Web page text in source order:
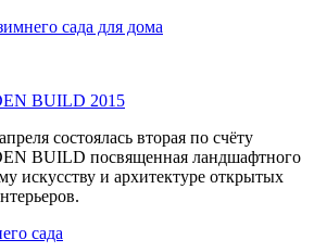
сада для дома
BUILD 2015
состоялась вторая по счёту
BUILD посвященная ландшафтного
искусству и архитектуре открытых
сада